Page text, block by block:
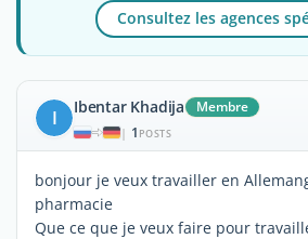
Consultez les agences
I Ibentar Khadija Membre
| 1 POSTS
bonjour je veux travailler en
pharmacie
Que ce que je veux faire pour